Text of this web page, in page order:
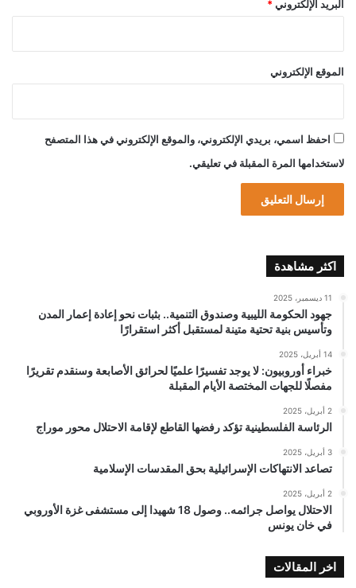
البريد الإلكتروني *
الموقع الإلكتروني
احفظ اسمي، بريدي الإلكتروني، والموقع الإلكتروني في هذا المتصفح
لاستخدامها المرة المقبلة في تعليقي.
اكثر مشاهدة
11 ديسمبر، 2025
جهود الحكومة الليبية وصندوق التنمية.. بثبات نحو إعادة إعمار المدن
وتأسيس بنية تحتية متينة لمستقبل أكثر استقرارًا
14 أبريل، 2025
خبراء أوروبيون: لا يوجد تفسيرًا علميًا لحرائق الأصابعة وسنقدم تقريرًا
مفصلًا للجهات المختصة الأيام المقبلة
2 أبريل، 2025
الرئاسة الفلسطينية تؤكد رفضها القاطع لإقامة الاحتلال محور موراج
3 أبريل، 2025
تصاعد الانتهاكات الإسرائيلية بحق المقدسات الإسلامية
2 أبريل، 2025
الاحتلال يواصل جرائمه.. وصول 18 شهيدا إلى مستشفى غزة الأوروبي
في خان يونس
اخر المقالات